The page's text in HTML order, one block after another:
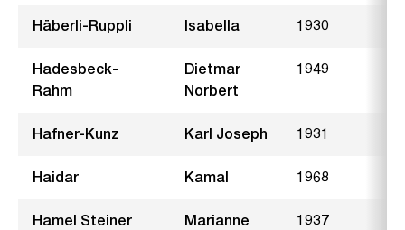
Häberli-Ruppli Isabella 1930
Hadesbeck-
Rahm
Dietmar
Norbert
1949
Hafner-Kunz Karl Joseph 1931
Haidar Kamal 1968
Hamel Steiner
Marianne
1937